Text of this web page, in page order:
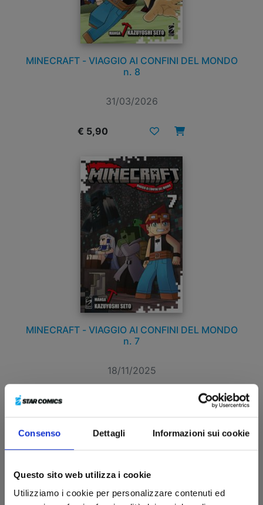
Consenso Dettagli Informazioni sui cookie
Questo sito web utilizza i cookie
Utilizziamo i cookie per personalizzare contenuti ed
MINECRAFT - VIAGGIO AI CONFINI DEL MONDO
n. 8
31/03/2026
€ 5,90
MINECRAFT - VIAGGIO AI CONFINI DEL MONDO
n. 7
18/11/2025